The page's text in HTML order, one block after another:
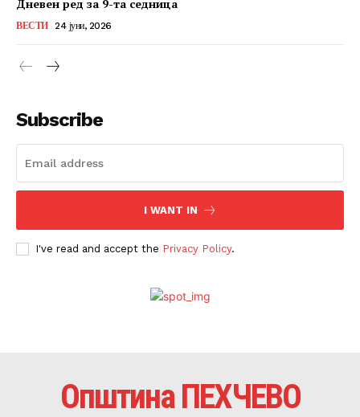
Дневен ред за 9-та седница
ВЕСТИ 24 јуни, 2026
Subscribe
I WANT IN
I've read and accept the Privacy Policy.
Општина ПЕХЧЕВО